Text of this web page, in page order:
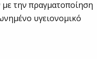
την πραγματοποίηση
υγειονομικό